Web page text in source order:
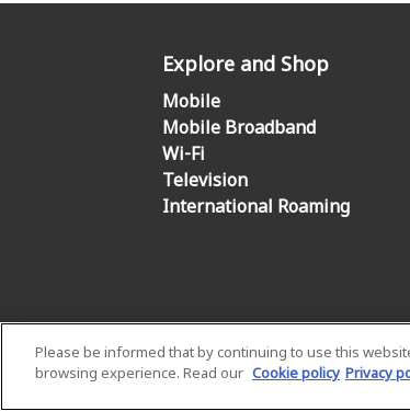
Explore and Shop
Mobile
Mobile Broadband
Wi-Fi
Television
International Roaming
Please be informed that by continuing to use this
browsing experience. Read our Cookie policy Privacy